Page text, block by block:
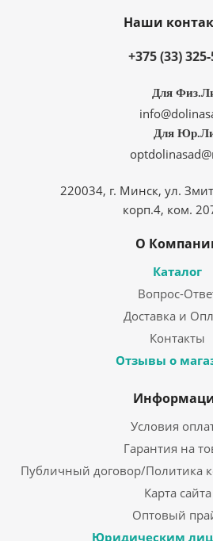
Наши
+375 (33)
Для
Для
220034, г. Минск, ул.
корп.4, ком.
О
Каталог
Вопрос-
Доставка и
Контакты
Отзывы о
Условия
Гарантия на
Публичный договор/Политика
Карта сайта
Оптовый
Юридическим